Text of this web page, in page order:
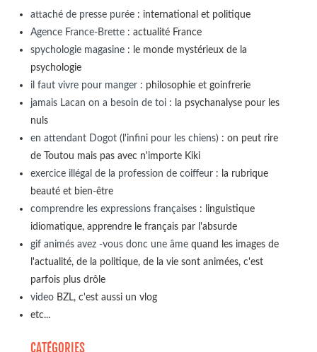
attaché de presse purée: international et politique
Agence France-Brette: actualité France
spychologie magasine: le monde mystérieux de la
psychologie
il faut vivre pour manger: philosophie et goinfrerie
jamais Lacan on a besoin de toi: la psychanalyse pour les
nuls
en attendant Dogot (l'infini pour les chiens): on peut rire
de Toutou mais pas avec n'importe Kiki
exercice illégal de la profession de coiffeur: la rubrique
beauté et bien-être
comprendre les expressions françaises: linguistique
idiomatique, apprendre le français par l'absurde
gif animés avez -vous donc une âmequand les images de
l'actualité, de la politique, de la vie sont animées, c'est
parfois plus drôle
videoBZL, c'est aussi un vlog
etc...
CATÉGORIES